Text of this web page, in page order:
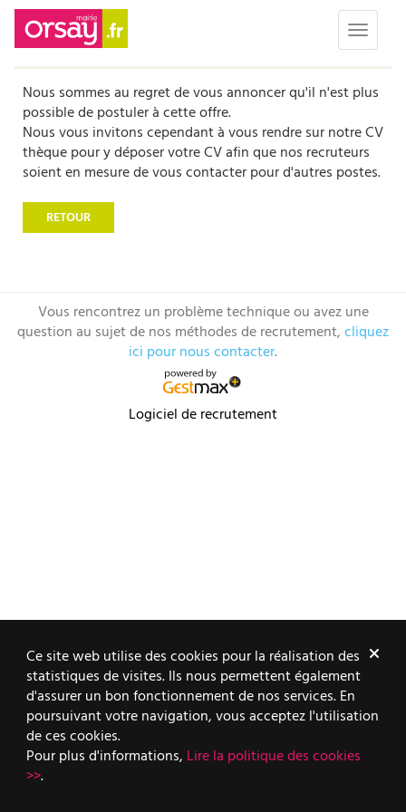
Ce site web utilise des cookies pour la réalisation des
statistiques de visites. Ils nous permettent également
d'assurer un bon fonctionnement de nos services. En
poursuivant votre navigation, vous acceptez l'utilisation
de ces cookies.
Pour plus d'informations, Lire la politique des cookies
>>.
Toggle
Nous sommes au regret de vous annoncer qu'il n'est plus
possible de postuler à cette offre.
Nous vous invitons cependant à vous rendre sur notre CV
thèque pour y déposer votre CV afin que nos recruteurs
soient en mesure de vous contacter pour d'autres postes.
RETOUR
Vous rencontrez un problème technique ou avez une
question au sujet de nos méthodes de recrutement,cliquez
ici pour nous contacter.
Logiciel de recrutement